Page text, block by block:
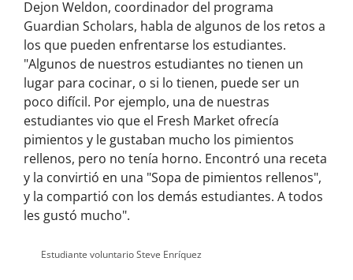
Dejon Weldon, coordinador del programa
Guardian Scholars, habla de algunos de los retos a
los que pueden enfrentarse los estudiantes.
"Algunos de nuestros estudiantes no tienen un
lugar para cocinar, o si lo tienen, puede ser un
poco difícil. Por ejemplo, una de nuestras
estudiantes vio que el Fresh Market ofrecía
pimientos y le gustaban mucho los pimientos
rellenos, pero no tenía horno. Encontró una receta
y la convirtió en una "Sopa de pimientos rellenos",
y la compartió con los demás estudiantes. A todos
les gustó mucho".
Estudiante voluntario Steve Enríquez